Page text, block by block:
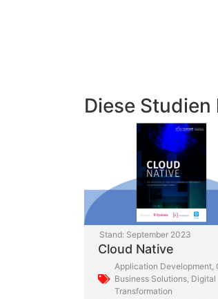
Diese
Stand: September 2023
Cloud Native
Application Development
Business Solutions Digital
Transformation